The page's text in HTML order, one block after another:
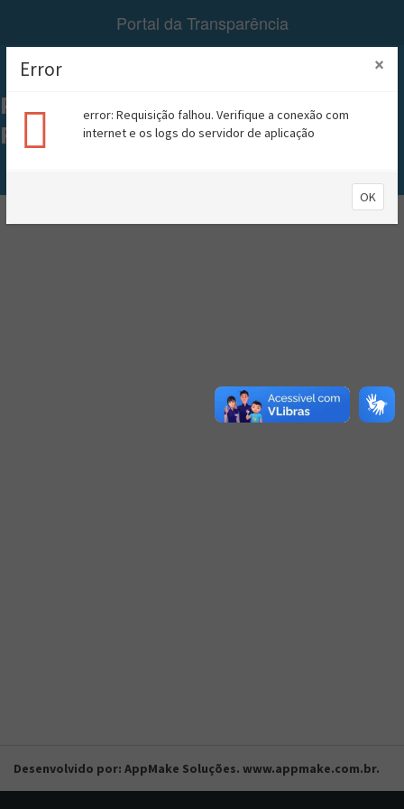
Portal da Transparência
Menu
PREFEITURA MUNICIPAL DE
RIACHÃO
Desenvolvido por: AppMake Soluções. www.appmake.com.br.
×
Error
error: Requisição falhou. Verifique a conexão com
internet e os logs do servidor de aplicação
OK